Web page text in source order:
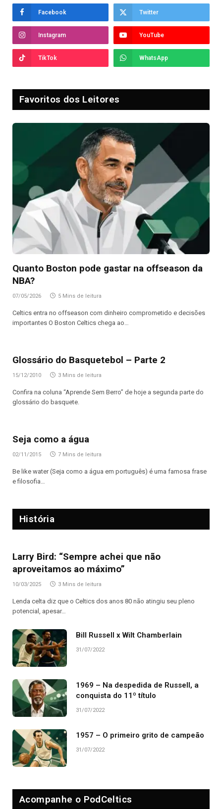
Facebook Twitter
Instagram YouTube
TikTok WhatsApp
Favoritos dos Leitores
Quanto Boston pode gastar na offseason da
NBA?
07/05/2026 5 Mins de leitura
Celtics entra no offseason com dinheiro comprometido e decisões
importantes O Boston Celtics chega ao…
Glossário do Basquetebol – Parte 2
15/12/2010 3 Mins de leitura
Confira na coluna “Aprende Sem Berro” de hoje a segunda parte do
glossário do basquete.
Seja como a água
02/11/2015 7 Mins de leitura
Be like water (Seja como a água em português) é uma famosa frase
e filosofia…
História
Larry Bird: “Sempre achei que não
aproveitamos ao máximo”
10/03/2025 3 Mins de leitura
Lenda celta diz que o Celtics dos anos 80 não atingiu seu pleno
potencial, apesar…
Bill Russell x Wilt Chamberlain
31/07/2022
1969 – Na despedida de Russell, a
conquista do 11º título
31/07/2022
1957 – O primeiro grito de campeão
31/07/2022
Acompanhe o PodCeltics